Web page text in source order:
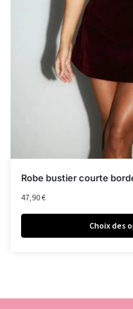
Robe bustier courte
47,90€
Choix des